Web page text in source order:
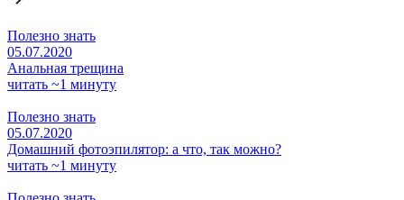
Полезно знать
05.07.2020
Анальная трещина
читать ~1 минуту
Полезно знать
05.07.2020
Домашний фотоэпилятор: а что, так можно?
читать ~1 минуту